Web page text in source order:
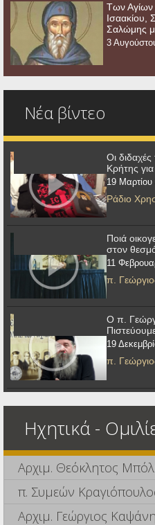
Των Αγίων
Ισαακίου,
Σαλώμης
3
Νέα βίντεο
Οι
Κρήτης για
19 Μαρτίου
Ράδιο
Ποιά
στον
11
π.
Ο π.
19
π.
Ηχητικά -
Αρχιμ. Θεόκλητος
π. Συμεών
Αρχιμ. Γεώργιος